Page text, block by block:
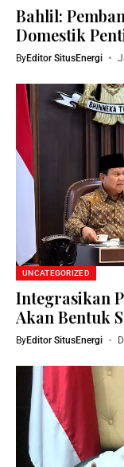
Bahlil:
Domestik
ByEditor SitusEnergi
UNCATEGORIZED
Integrasikan
Akan Bentuk
ByEditor SitusEnergi